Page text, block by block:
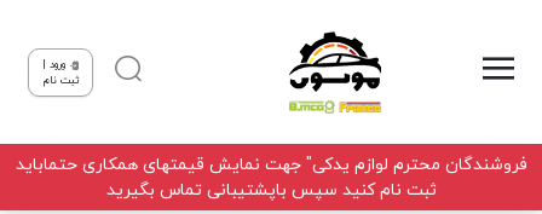
ورود |
ثبت نام
فروشندگان محترم لوازم یدکی" جهت نمایش قیمتهای همکاری حتماباید
ثبت نام کنید سپس باپشتیبانی تماس بگیرید